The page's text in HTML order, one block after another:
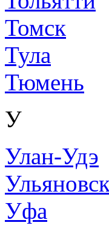
Томск
Тула
Тюмень
У
Улан-Удэ
Ульяновск
Уфа